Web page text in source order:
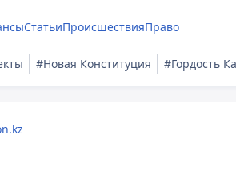
СтатьиПроисшествияПраво
#Новая Конституция #Гордость